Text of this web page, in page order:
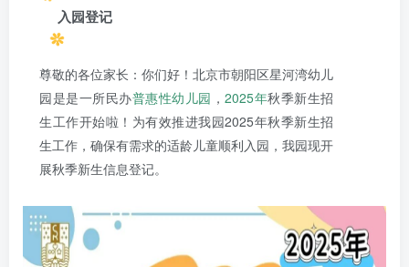
入园登记
尊敬的各位家长：你们好！北京市朝阳区星河湾幼儿
园是是一所民办普惠性幼儿园 ，2025年秋季新生招
生工作开始啦！为有效推进我园2025年秋季新生招
生工作，确保有需求的适龄儿童顺利入园，我园现开
展秋季新生信息登记。